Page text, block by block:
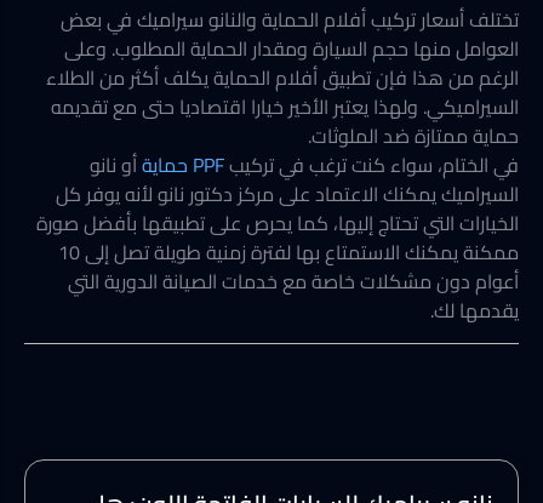
تختلف أسعار تركيب أفلام الحماية والنانو سيراميك في بعض
العوامل منها حجم السيارة ومقدار الحماية المطلوب. وعلى
الرغم من هذا فإن تطبيق أفلام الحماية يكلف أكثر من الطلاء
السيراميكي. ولهذا يعتبر الأخير خيارا اقتصاديا حتى مع تقديمه
حماية ممتازة ضد الملوثات.
في الختام، سواء كنت ترغب في تركيب
أو نانو
السيراميك يمكنك الاعتماد على مركز دكتور نانو لأنه يوفر كل
الخيارات التي تحتاج إليها، كما يحرص على تطبيقها بأفضل صورة
ممكنة يمكنك الاستمتاع بها لفترة زمنية طويلة تصل إلى 10
أعوام دون مشكلات خاصة مع خدمات الصيانة الدورية التي
يقدمها لك.